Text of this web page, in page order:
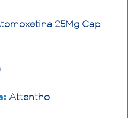
25Mg Cap
Attentho